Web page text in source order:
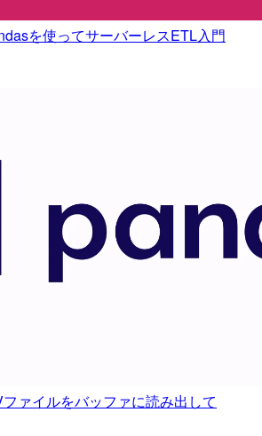
を使ってサーバーレスETL入門
ァイルをバッファに読み出して